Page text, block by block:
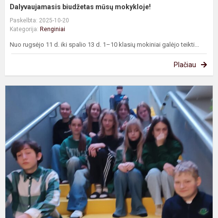
Dalyvaujamasis biudžetas mūsų mokykloje!
Paskelbta: 2025-10-20
Kategorija: Renginiai
Nuo rugsėjo 11 d. iki spalio 13 d. 1–10 klasių mokiniai galėjo teikti...
Plačiau